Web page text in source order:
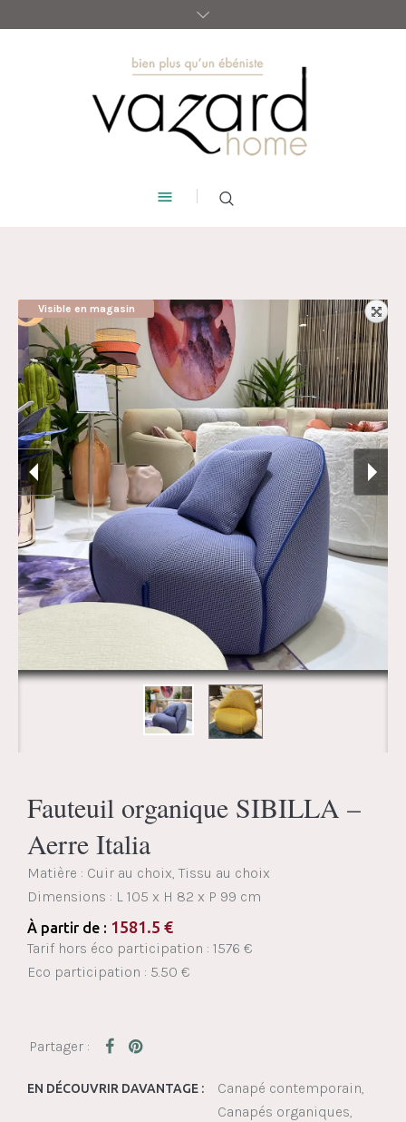
Visible en magasin
Fauteuil organique SIBILLA –
Aerre Italia
Matière : Cuir au choix, Tissu au choix
Dimensions : L 105 x H 82 x P 99 cm
À partir de : 1581.5 €
Tarif hors éco participation : 1576 €
Eco participation : 5.50 €
EN DÉCOUVRIR DAVANTAGE :
Canapé contemporain
Canapés organiques